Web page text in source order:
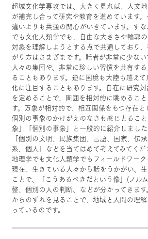
超域文化学専攻では、大きく見れば、人文
が補完し合って研究や教育を進めています
違いよりも共通の関心がいきています。す
でも文化人類学でも、自由な大きさや輪郭
対象を理解しようとする点で共通しており
がり方はさまざまです。話者が非常に少な
人々の集団や、非常に珍しい習慣を共有す
ることもあります。逆に国境も大陸も越え
化に注目することもあります。自在に研究
を定めることで、周囲を相対的に眺めるこ
す。万象が相対的で、相互関係をもつ存在と
個別の事象のかけがえのなさも感じとるこ
象」「個別の事象」と一般的に紹介しまし
「個別の文明、民族集団、言語、国家、伝
系、個人」などを当てはめて考えてみてく
地理学でも文化人類学でもフィールドワーク
現在、生きている人々から話をうかがい、
ことで、「こうあるべきだという像」(ノル
整、個別の人の判断、などが分かってきま
からのずれを見ることで、地域と人間の理
っているのです。